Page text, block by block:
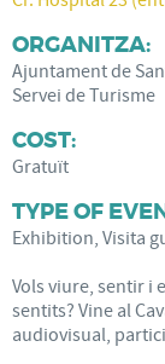
ORGANITZA:
Ajuntament de
Servei de Turisme
COST:
Gratuït
TYPE OF
Exhibition, Visita
Vols viure, sentir i
sentits? Vine al
audiovisual,